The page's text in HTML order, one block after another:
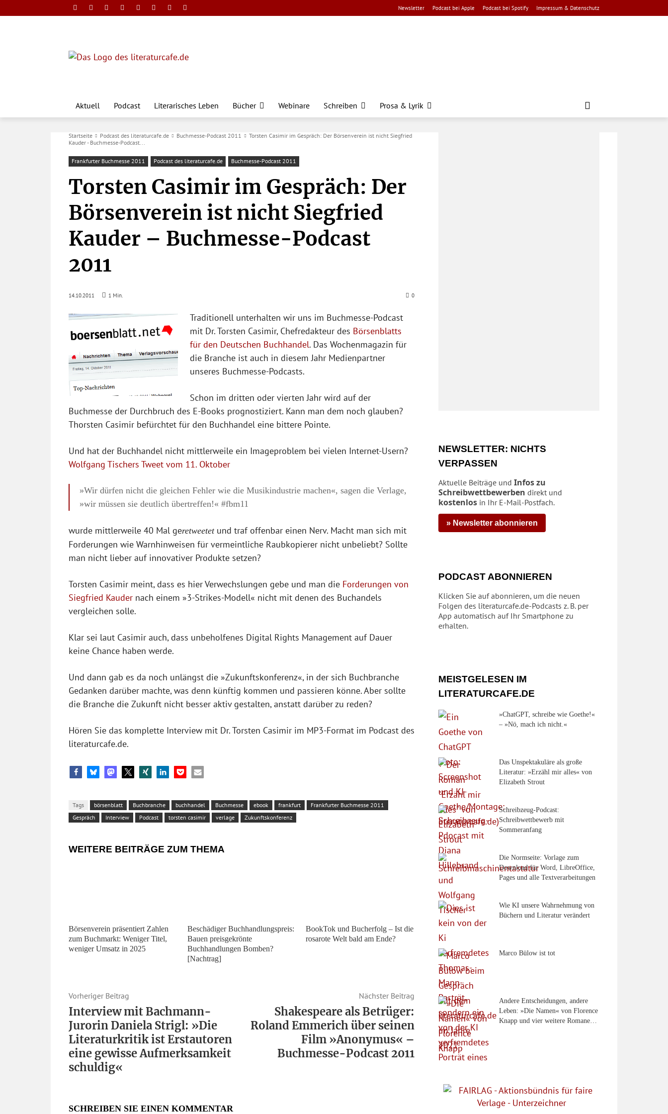
Newsletter Podcast bei Apple Podcast bei Spotify Impressum & Datenschutz
Aktuell Podcast Literarisches Leben Bücher Webinare Schreiben Prosa & Lyrik
Startseite Podcast des literaturcafe.de Buchmesse-Podcast 2011
Torsten Casimir im Gespräch: Der Börsenverein ist nicht Siegfried
Kauder - Buchmesse-Podcast...
Frankfurter Buchmesse 2011 Podcast des literaturcafe.de Buchmesse-Podcast 2011
Torsten Casimir im Gespräch: Der
Börsenverein ist nicht Siegfried
Kauder – Buchmesse-Podcast
2011
14.10.2011 1 Min. 0
Traditionell unterhalten wir uns im Buchmesse-Podcast
mit Dr. Torsten Casimir, Chefredakteur des Börsenblatts
für den Deutschen Buchhandel. Das Wochenmagazin für
die Branche ist auch in diesem Jahr Medienpartner
unseres Buchmesse-Podcasts.
Schon im dritten oder vierten Jahr wird auf der
Buchmesse der Durchbruch des E-Books prognostiziert. Kann man dem noch glauben?
Thorsten Casimir befürchtet für den Buchhandel eine bittere Pointe.
Und hat der Buchhandel nicht mittlerweile ein Imageproblem bei vielen Internet-Usern?
Wolfgang Tischers Tweet vom 11. Oktober
»Wir dürfen nicht die gleichen Fehler wie die Musikindustrie machen«, sagen die Verlage,
»wir müssen sie deutlich übertreffen!« #fbm11
wurde mittlerweile 40 Mal geretweetetund traf offenbar einen Nerv. Macht man sich mit
Forderungen wie Warnhinweisen für vermeintliche Raubkopierer nicht unbeliebt? Sollte
man nicht lieber auf innovativer Produkte setzen?
Torsten Casimir meint, dass es hier Verwechslungen gebe und man die Forderungen von
Siegfried Kauder nach einem »3-Strikes-Modell« nicht mit denen des Buchandels
vergleichen solle.
Klar sei laut Casimir auch, dass unbeholfenes Digital Rights Management auf Dauer
keine Chance haben werde.
Und dann gab es da noch unlängst die »Zukunftskonferenz«, in der sich Buchbranche
Gedanken darüber machte, was denn künftig kommen und passieren könne. Aber sollte
die Branche die Zukunft nicht besser aktiv gestalten, anstatt darüber zu reden?
Hören Sie das komplette Interview mit Dr. Torsten Casimir im MP3-Format im Podcast des
literaturcafe.de.
Tags börsenblatt Buchbranche buchhandel Buchmesse ebook frankfurt
Frankfurter Buchmesse 2011
Gespräch
Interview Podcast torsten casimir verlage Zukunftskonferenz
WEITERE BEITRÄGE ZUM THEMA
Börsenverein präsentiert Zahlen
zum Buchmarkt: Weniger Titel,
weniger Umsatz in 2025
Beschädiger Buchhandlungspreis:
Bauen preisgekrönte
Buchhandlungen Bomben?
[Nachtrag]
BookTok und Bucherfolg – Ist die
rosarote Welt bald am Ende?
Vorheriger Beitrag
Interview mit Bachmann-
Jurorin Daniela Strigl: »Die
Literaturkritik ist Erstautoren
eine gewisse Aufmerksamkeit
schuldig«
Nächster Beitrag
Shakespeare als Betrüger:
Roland Emmerich über seinen
Film »Anonymus« –
Buchmesse-Podcast 2011
SCHREIBEN SIE EINEN KOMMENTAR
NEWSLETTER: NICHTS
VERPASSEN
Aktuelle Beiträge und Infos zu
Schreibwettbewerben direkt und
kostenlos in Ihr E-Mail-Postfach.
» Newsletter abonnieren
PODCAST ABONNIEREN
Klicken Sie auf abonnieren, um die neuen
Folgen des literaturcafe.de-Podcasts z. B. per
App automatisch auf Ihr Smartphone zu
erhalten.
MEISTGELESEN IM
LITERATURCAFE.DE
»ChatGPT, schreibe wie Goethe!«
– »Nö, mach ich nicht.«
Das Unspektakuläre als große
Literatur: »Erzähl mir alles« von
Elizabeth Strout
Schreibzeug-Podcast:
Schreibwettbewerb mit
Sommeranfang
Die Normseite: Vorlage zum
Download für Word, LibreOffice,
Pages und alle Textverarbeitungen
Wie KI unsere Wahrnehmung von
Büchern und Literatur verändert
Marco Bülow ist tot
Andere Entscheidungen, andere
Leben: »Die Namen« von Florence
Knapp und vier weitere Romane…